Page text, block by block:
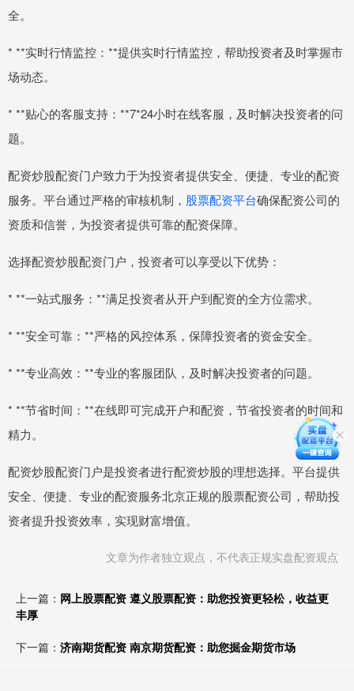
全。
* **实时行情监控：**提供实时行情监控，帮助投资者及时掌握市
场动态。
* **贴心的客服支持：**7*24小时在线客服，及时解决投资者的问
题。
配资炒股配资门户致力于为投资者提供安全、便捷、专业的配资
服务。平台通过严格的审核机制， 股票配资平台确保配资公司的
资质和信誉，为投资者提供可靠的配资保障。
选择配资炒股配资门户，投资者可以享受以下优势：
* **一站式服务：**满足投资者从开户到配资的全方位需求。
* **安全可靠：**严格的风控体系，保障投资者的资金安全。
* **专业高效：**专业的客服团队，及时解决投资者的问题。
* **节省时间：**在线即可完成开户和配资，节省投资者的时间和
精力。
配资炒股配资门户是投资者进行配资炒股的理想选择。平台提供
安全、便捷、专业的配资服务北京正规的股票配资公司，帮助投
资者提升投资效率，实现财富增值。
文章为作者独立观点，不代表正规实盘配资观点
上一篇： 网上股票配资 遵义股票配资：助您投资更轻松，收益更
丰厚
下一篇： 济南期货配资 南京期货配资：助您掘金期货市场